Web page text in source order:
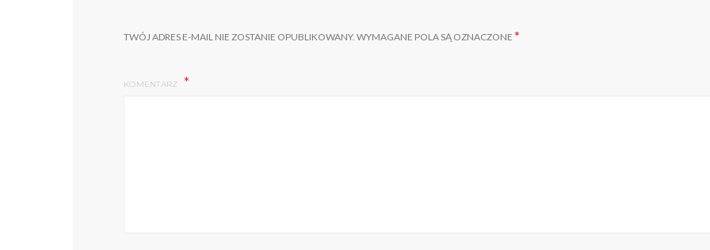
TWÓJ ADRES E-MAIL NIE ZOSTANIE OPUBLIKOWANY. WYMAGANE POLA SĄ OZNACZONE *
KOMENTARZ